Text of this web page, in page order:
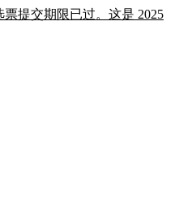
票提交期限已过。这是 2025